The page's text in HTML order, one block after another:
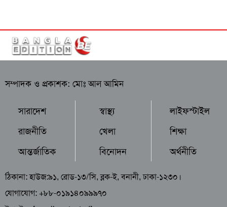
সম্পাদক ও প্রকাশক: মোঃ আল আমিন
সারাদেশ
রাজনীতি
আন্তর্জাতিক
স্বাস্থ্য
খেলা
বিনোদন
লাইফস্টাইল
শিক্ষা
অর্থনীতি
ঠিকানা: হাউজ:৯১, রোড-১৩/সি, ব্লক-ই, বনানী, ঢাকা-১২৩০।
যোগাযোগ: +৮৮-০১৯১৪০৯৯৯৭০